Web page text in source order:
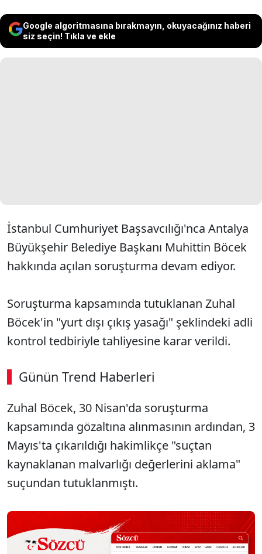
Google algoritmasına bırakmayın, okuyacağınız haberi
siz seçin! Tıkla ve ekle
İstanbul Cumhuriyet Başsavcılığı'nca Antalya
Büyükşehir Belediye Başkanı Muhittin Böcek
hakkında açılan soruşturma devam ediyor.
Soruşturma kapsamında tutuklanan Zuhal
Böcek'in "yurt dışı çıkış yasağı" şeklindeki adli
kontrol tedbiriyle tahliyesine karar verildi.
Günün Trend Haberleri
Zuhal Böcek, 30 Nisan'da soruşturma
kapsamında gözaltına alınmasının ardından, 3
Mayıs'ta çıkarıldığı hakimlikçe "suçtan
kaynaklanan malvarlığı değerlerini aklama"
suçundan tutuklanmıştı.